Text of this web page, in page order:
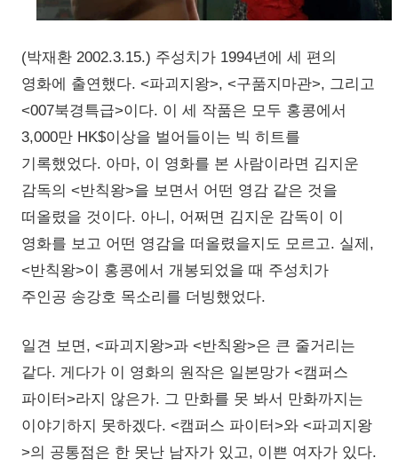
(박재환 2002.3.15.) 주성치가 1994년에 세 편의
영화에 출연했다. <파괴지왕>, <구품지마관>, 그리고
<007북경특급>이다. 이 세 작품은 모두 홍콩에서
3,000만 HK$이상을 벌어들이는 빅 히트를
기록했었다. 아마, 이 영화를 본 사람이라면 김지운
감독의 <반칙왕>을 보면서 어떤 영감 같은 것을
떠올렸을 것이다. 아니, 어쩌면 김지운 감독이 이
영화를 보고 어떤 영감을 떠올렸을지도 모르고. 실제,
<반칙왕>이 홍콩에서 개봉되었을 때 주성치가
주인공 송강호 목소리를 더빙했었다.
일견 보면, <파괴지왕>과 <반칙왕>은 큰 줄거리는
같다. 게다가 이 영화의 원작은 일본망가 <캠퍼스
파이터>라지 않은가. 그 만화를 못 봐서 만화까지는
이야기하지 못하겠다. <캠퍼스 파이터>와 <파괴지왕
>의 공통점은 한 못난 남자가 있고, 이쁜 여자가 있다.